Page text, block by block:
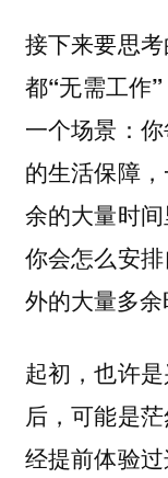
接下来要思
都“无需工作
一个场景：
的生活保障
余的大量时间
你会怎么安
外的大量多
起初，也许
后，可能是
经提前体验